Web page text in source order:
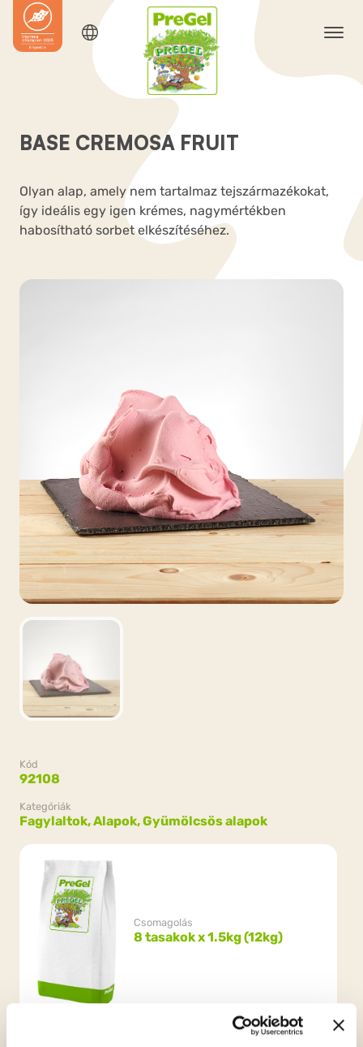
BASE CREMOSA FRUIT
Olyan alap, amely nem tartalmaz tejszármazékokat,
így ideális egy igen krémes, nagymértékben
habosítható sorbet elkészítéséhez.
Kód
92108
Kategóriák
Fagylaltok,Alapok,Gyümölcsös alapok
Csomagolás
8 tasakok x 1.5kg (12kg)